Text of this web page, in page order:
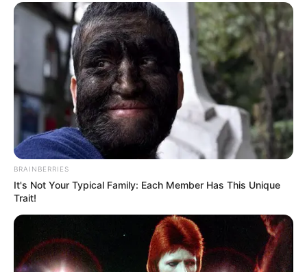
BRAINBERRIES
It's Not Your Typical Family: Each Member Has This Unique
Trait!